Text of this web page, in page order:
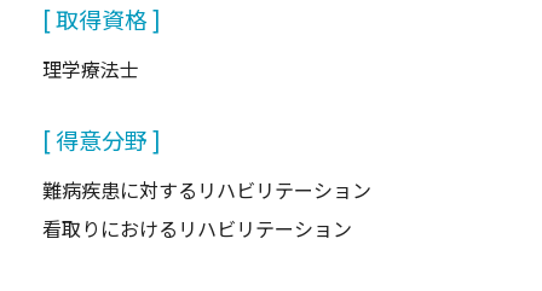
[ 取得資格 ]
理学療法士
[ 得意分野 ]
難病疾患に対するリハビリテーション
看取りにおけるリハビリテーション